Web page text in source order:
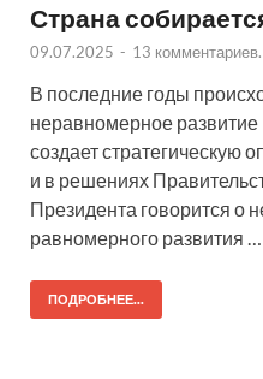
Страна
09.07.2025 - 13 комментариев.
В последние годы
неравномерное развитие
создает стратегическую
и в решениях
Президента говорится о
равномерного развития …
ПОДРОБНЕЕ...